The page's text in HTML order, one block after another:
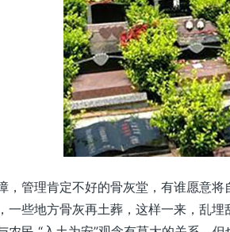
，管理肯定不好的骨灰堂，有谁愿意
一些地方骨灰再土葬，这样一来，乱